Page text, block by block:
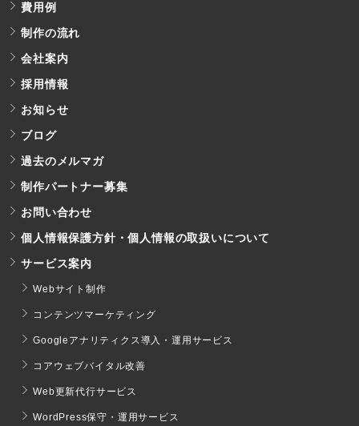
費用例
制作の流れ
会社案内
採用情報
お知らせ
ブログ
過去のメルマガ
制作パートナー募集
お問い合わせ
個人情報保護方針・個人情報の取扱いについて
サービス案内
Webサイト制作
コンテンツマーケティング
Googleアナリティクス導入・運用サービス
コアウェブバイタル改善
Web更新代行サービス
WordPress保守・運用サービス